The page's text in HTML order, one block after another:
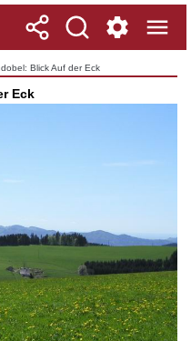
Blick Auf der Eck
Eck